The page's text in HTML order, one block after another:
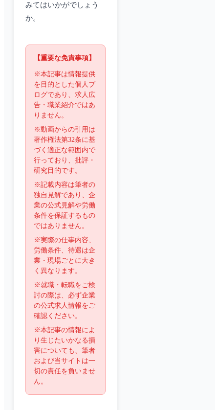
みてはいかがでしょう
か。
【重要な免責事項】
※本記事は情報提供
を目的とした個人ブ
ログであり、求人広
告・職業紹介ではあ
りません。
※動画からの引用は
著作権法第32条に基
づく適正な範囲内で
行っており、批評・
研究目的です。
※記載内容は筆者の
独自見解であり、企
業の公式見解や労働
条件を保証するもの
ではありません。
※実際の仕事内容、
労働条件、待遇は企
業・現場ごとに大き
く異なります。
※就職・転職をご検
討の際は、必ず企業
の公式求人情報をご
確認ください。
※本記事の情報によ
り生じたいかなる損
害についても、筆者
および当サイトは一
切の責任を負いませ
ん。